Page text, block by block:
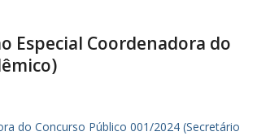
Especial Coordenadora do
do Concurso Público 001/2024 (Secretário